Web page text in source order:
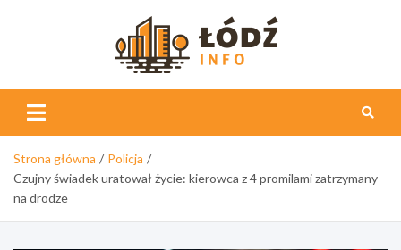
Info
Strona główna
Policja
Czujny świadek uratował życie: kierowca z 4 promilami zatrzymany
na drodze